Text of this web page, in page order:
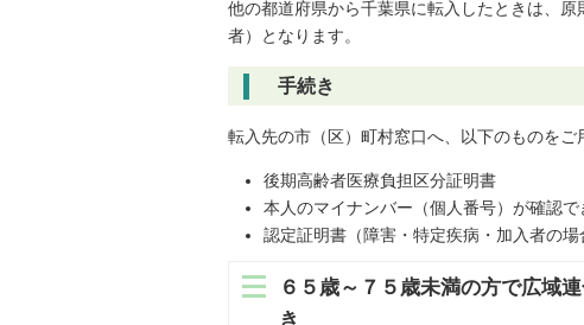
他の都道府県から千葉県に転入したときは、
者）となります。
手続き
転入先の市（区）町村窓口へ、以下のものをご
後期高齢者医療負担区分証明書
本人のマイナンバー（個人番号）が確認
認定証明書（障害・特定疾病・加入者の場
６５歳～７５歳未満の方で広域
き